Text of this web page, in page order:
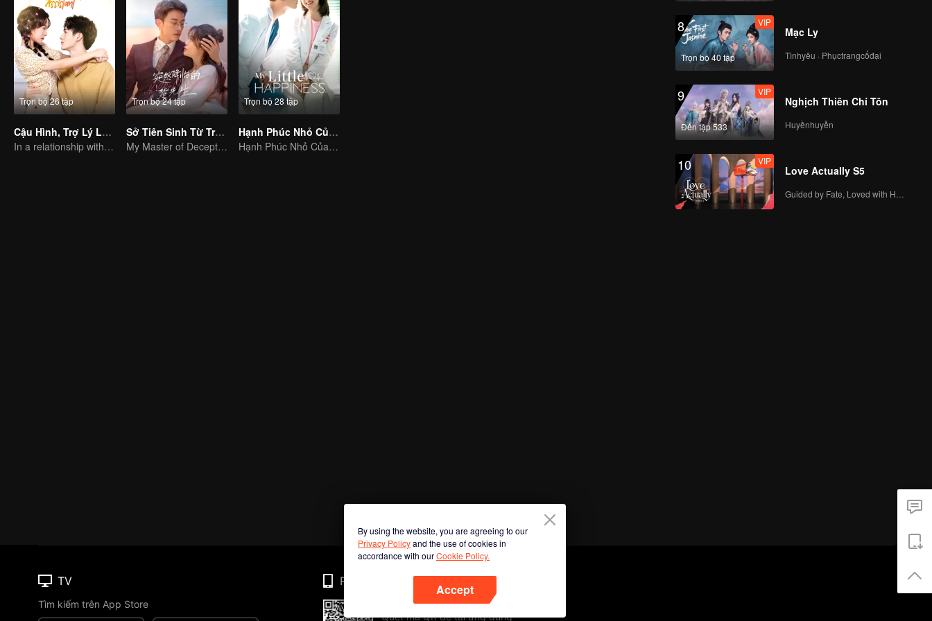
Trọn bộ 26 tập
Cậu Hình, Trợ Lý Lại Gây Chuyện Này
In a relationship with an idol
Trọn bộ 24 tập
Sở Tiên Sinh Từ Trên Trời Rơi Xuống
My Master of Deception Girlfriend
Trọn bộ 28 tập
Hạnh Phúc Nhỏ Của Anh
Hạnh Phúc Nhỏ Của Anh
8
Trọn bộ 40 tập
VIP
Mạc Ly
Tìnhyêu · Phụctrangcổđại
9
Đến tập 533
VIP
Nghịch Thiên Chí Tôn
Huyềnhuyễn
10 VIP
Love Actually S5
By using the website, you are agreeing to our
Privacy Policyand the use of cookies in
accordance with ourCookie Policy.
Accept
TV
Tìm kiếm trên App Store
Phone
Quét mã QR để tải ứng dụng